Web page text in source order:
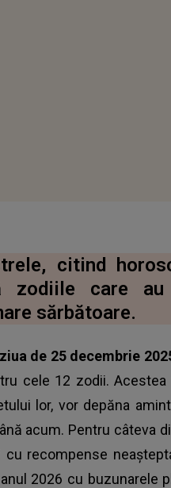
citind
zodiile care
sărbătoare.
de 25 decembrie
cele 12 zodii.
lor, vor depăna
acum. Pentru câteva
recompense
2026 cu buzunarele